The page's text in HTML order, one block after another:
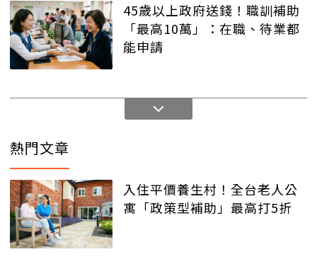
45歲以上政府送錢！職訓補助
「最高10萬」：在職、待業都
能申請
熱門文章
入住平價養生村！全台老人公
寓「政策型補助」最高打5折